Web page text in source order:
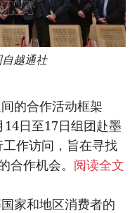
越通社
的合作活动框架
日至17日组团赴墨
作访问，旨在寻找
合作机会。 阅读全文
家和地区消费者的